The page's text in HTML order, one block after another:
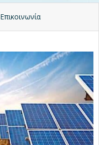
Επικοινωνία